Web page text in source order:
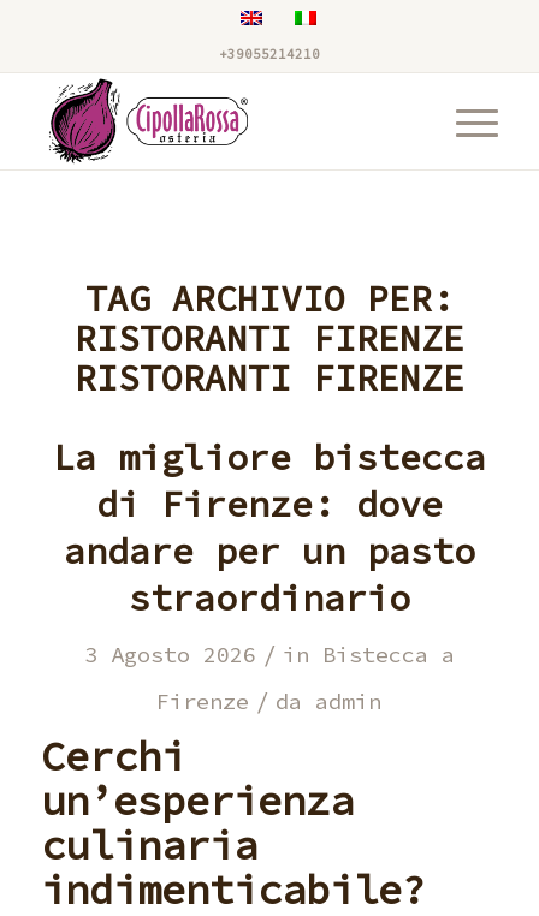
+39055214210
TAG ARCHIVIO PER:
RISTORANTI FIRENZE
RISTORANTI FIRENZE
La migliore bistecca
di Firenze: dove
andare per un pasto
straordinario
3 Agosto 2026 / in Bistecca a
Firenze / da admin
Cerchi
un’esperienza
culinaria
indimenticabile?